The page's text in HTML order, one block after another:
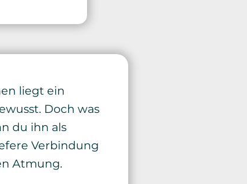
liegt ein
Doch was
du ihn als
Verbindung
Atmung.